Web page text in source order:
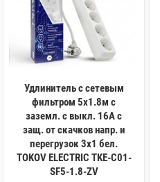
Удлинитель с сетевым
фильтром 5х1.8м с
заземл. с выкл. 16А с
защ. от скачков напр. и
перегрузок 3х1 бел.
TOKOV ELECTRIC TKE-C01-
SF5-1.8-ZV